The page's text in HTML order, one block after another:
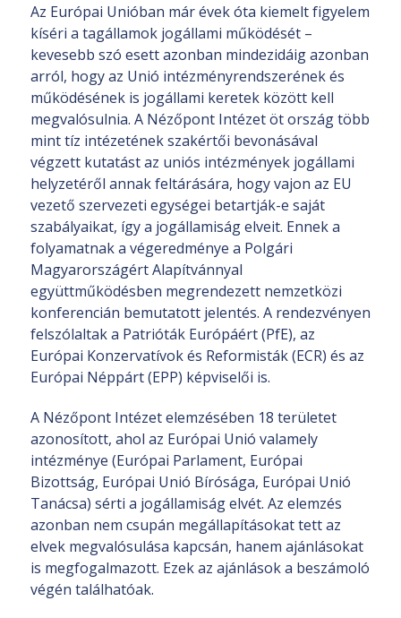
Az Európai Unióban már évek óta kiemelt figyelem
kíséri a tagállamok jogállami működését –
kevesebb szó esett azonban mindezidáig azonban
arról, hogy az Unió intézményrendszerének és
működésének is jogállami keretek között kell
megvalósulnia. A Nézőpont Intézet öt ország több
mint tíz intézetének szakértői bevonásával
végzett kutatást az uniós intézmények jogállami
helyzetéről annak feltárására, hogy vajon az EU
vezető szervezeti egységei betartják-e saját
szabályaikat, így a jogállamiság elveit. Ennek a
folyamatnak a végeredménye a Polgári
Magyarországért Alapítvánnyal
együttműködésben megrendezett nemzetközi
konferencián bemutatott jelentés. A rendezvényen
felszólaltak a Patrióták Európáért (PfE), az
Európai Konzervatívok és Reformisták (ECR) és az
Európai Néppárt (EPP) képviselői is.
A Nézőpont Intézet elemzésében 18 területet
azonosított, ahol az Európai Unió valamely
intézménye (Európai Parlament, Európai
Bizottság, Európai Unió Bírósága, Európai Unió
Tanácsa) sérti a jogállamiság elvét. Az elemzés
azonban nem csupán megállapításokat tett az
elvek megvalósulása kapcsán, hanem ajánlásokat
is megfogalmazott. Ezek az ajánlások a beszámoló
végén találhatóak.